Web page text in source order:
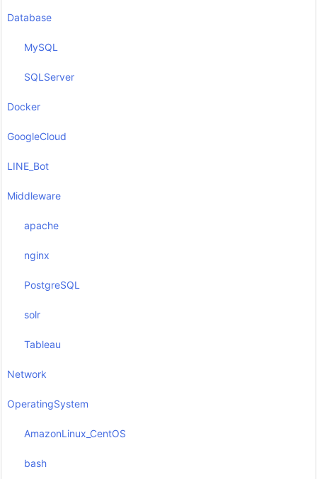
Database
MySQL
SQLServer
Docker
GoogleCloud
LINE_Bot
Middleware
apache
nginx
PostgreSQL
solr
Tableau
Network
OperatingSystem
AmazonLinux_CentOS
bash